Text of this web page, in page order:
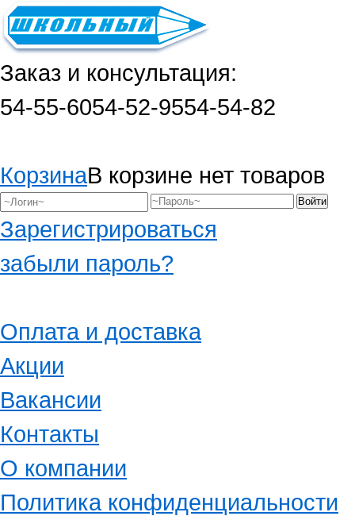
Заказ и консультация:
54-55-6054-52-9554-54-82
КорзинаВ корзине нет товаров
Зарегистрироваться
забыли пароль?
Оплата и доставка
Акции
Вакансии
Контакты
О компании
Политика конфиденциальности